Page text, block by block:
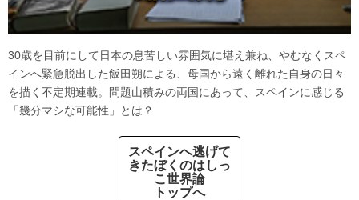
30歳を目前にして日本の息苦しい雰囲気に堪え兼ね、やむなくスペ
インへ緊急脱出した飯田朔による、母国から遠く離れた自身の日々
を描く不定期連載。問題山積みの両国にあって、スペインに感じる
「幾分マシな可能性」とは？
スペインへ逃げて
きたぼくのはしっ
こ世界論
トップへ